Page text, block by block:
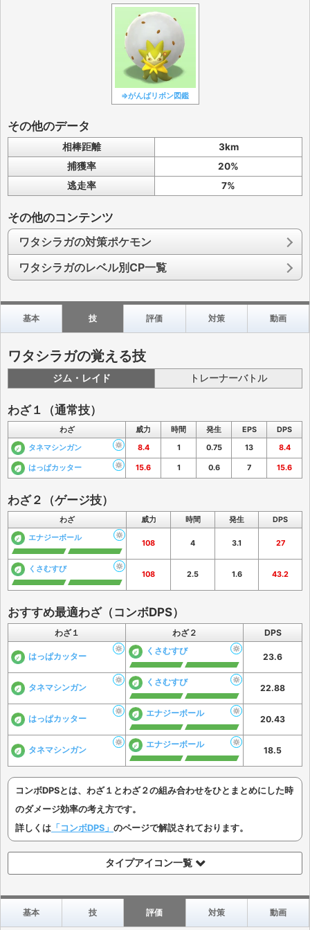
⇒がんばリボン図鑑
その他のデータ
相棒距離
3km
捕獲率
20%
逃走率
7%
その他のコンテンツ
ワタシラガの対策ポケモン
ワタシラガのレベル別CP一覧
基本 技 評価 対策 動画
ワタシラガの覚える技
ジム・レイド トレーナーバトル
わざ１（通常技）
わざ 威力 時間 発生 EPS
DPS
タネマシンガン
8.4 1 0.75 13 8.4
はっぱカッター 15.6 1 0.6 7 15.6
わざ２（ゲージ技）
わざ 威力 時間 発生
DPS
エナジーボール
108 4 3.1 27
くさむすび
108 2.5 1.6 43.2
おすすめ最適わざ（コンボDPS）
わざ１ わざ２ DPS
はっぱカッター
くさむすび
23.6
タネマシンガン
くさむすび
22.88
はっぱカッター
エナジーボール
20.43
タネマシンガン
エナジーボール
18.5
コンボDPSとは、わざ１とわざ２の組み合わせをひとまとめにした時
のダメージ効率の考え方です。
詳しくは 「コンボDPS」 のページで解説されております。
タイプアイコン一覧
基本 技 評価 対策 動画